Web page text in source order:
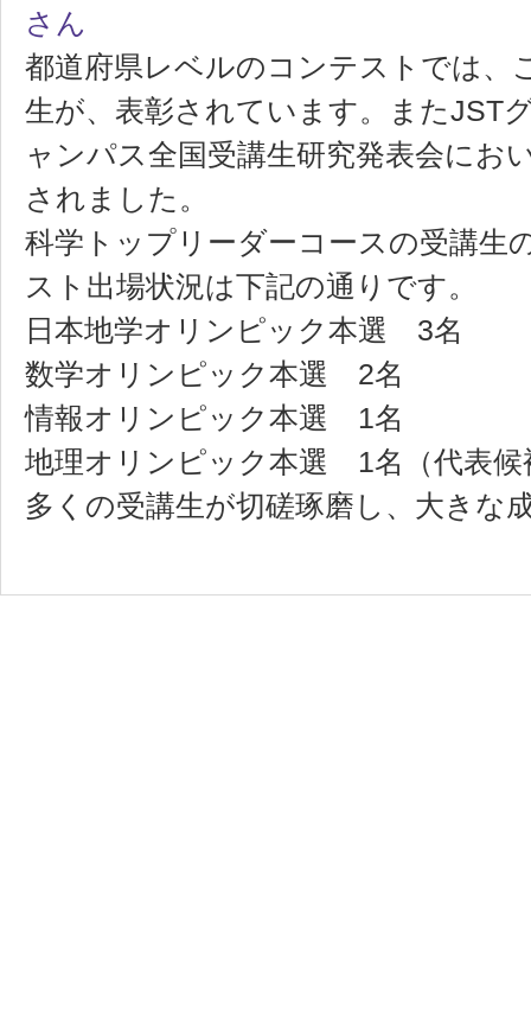
さん
都道府県レベルのコンテストでは、
生が、表彰されています。またJST
ャンパス全国受講生研究発表会にお
されました。
科学トップリーダーコースの受講生
スト出場状況は下記の通りです。
日本地学オリンピック本選 3名
数学オリンピック本選 2名
情報オリンピック本選 1名
地理オリンピック本選 1名（代表候
多くの受講生が切磋琢磨し、大きな